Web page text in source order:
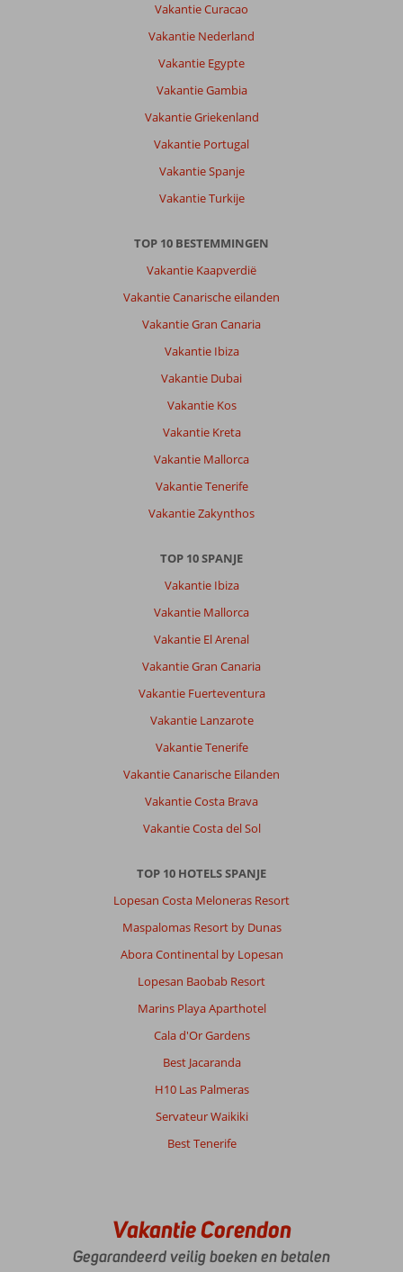
Vakantie Curacao
Vakantie Nederland
Vakantie Egypte
Vakantie Gambia
Vakantie Griekenland
Vakantie Portugal
Vakantie Spanje
Vakantie Turkije
TOP 10 BESTEMMINGEN
Vakantie Kaapverdië
Vakantie Canarische eilanden
Vakantie Gran Canaria
Vakantie Ibiza
Vakantie Dubai
Vakantie Kos
Vakantie Kreta
Vakantie Mallorca
Vakantie Tenerife
Vakantie Zakynthos
TOP 10 SPANJE
Vakantie Ibiza
Vakantie Mallorca
Vakantie El Arenal
Vakantie Gran Canaria
Vakantie Fuerteventura
Vakantie Lanzarote
Vakantie Tenerife
Vakantie Canarische Eilanden
Vakantie Costa Brava
Vakantie Costa del Sol
TOP 10 HOTELS SPANJE
Lopesan Costa Meloneras Resort
Maspalomas Resort by Dunas
Abora Continental by Lopesan
Lopesan Baobab Resort
Marins Playa Aparthotel
Cala d'Or Gardens
Best Jacaranda
H10 Las Palmeras
Servateur Waikiki
Best Tenerife
Vakantie Corendon
Gegarandeerd veilig boeken en betalen